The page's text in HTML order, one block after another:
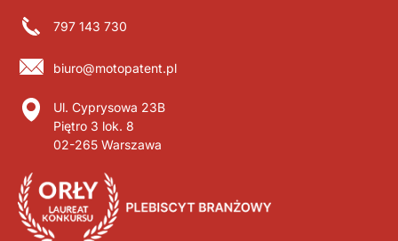
797 143 730
biuro@motopatent.pl
Ul. Cyprysowa 23B
Piętro 3 lok. 8
02-265 Warszawa